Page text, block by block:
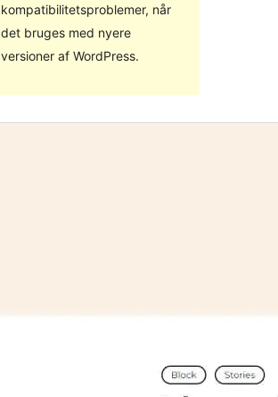
kompatibilitetsproblemer, når
det bruges med nyere
versioner af WordPress.